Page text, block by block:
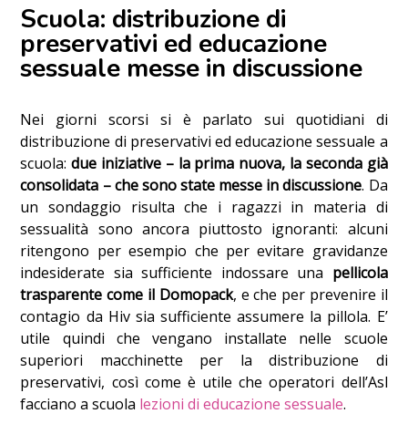
Scuola: distribuzione di
preservativi ed educazione
sessuale messe in discussione
Nei giorni scorsi si è parlato sui quotidiani di
distribuzione di preservativi ed educazione sessuale a
scuola:due iniziative – la prima nuova, la seconda già
consolidata – che sono state messe in discussione. Da
un sondaggio risulta che i ragazzi in materia di
sessualità sono ancora piuttosto ignoranti: alcuni
ritengono per esempio che per evitare gravidanze
indesiderate sia sufficiente indossare una pellicola
trasparente come il Domopack, e che per prevenire il
contagio da Hiv sia sufficiente assumere la pillola. E’
utile quindi che vengano installate nelle scuole
superiori macchinette per la distribuzione di
preservativi, così come è utile che operatori dell’Asl
facciano a scuola lezioni di educazione sessuale.